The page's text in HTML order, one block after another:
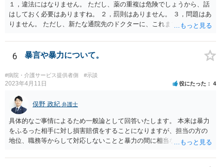
１，違法にはなりません。 ただし、薬の重複は危険でしょうから、話
はしておく必要はありますね。 ２，罰則はありません。 ３，問題はあ
りません。 ただし、新たな通院先のドクターに、これまでの経緯を話
6 暴言や暴力について。
#病院・介護サービス提供者側 #示談
2023年4月11日 役にたった 4
俣野 政紀 弁護士
具体的なご事情によるため一般論として回答いたします。 本来は暴力
をふるった相手に対し損害賠償をすることになりますが、担当の方の
地位、職務等からして対応しないことと暴力の間に相当な関連性（因